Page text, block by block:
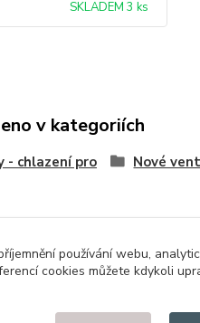
SKLADEM 3 ks
v kategoriích
chlazení pro
Nové
používání webu,
cookies můžete kdykoli